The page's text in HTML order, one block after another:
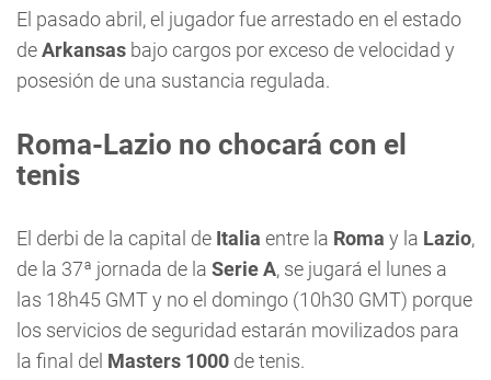
El pasado abril, el jugador fue arrestado en el estado
deArkansas bajo cargos por exceso de velocidad y
posesión de una sustancia regulada.
Roma-Lazio no chocará con el
tenis
El derbi de la capital de Italia entre la Roma y la Lazio,
de la 37ª jornada de la Serie A, se jugará el lunes a
las 18h45 GMT y no el domingo (10h30 GMT) porque
los servicios de seguridad estarán movilizados para
la final del Masters 1000 de tenis.